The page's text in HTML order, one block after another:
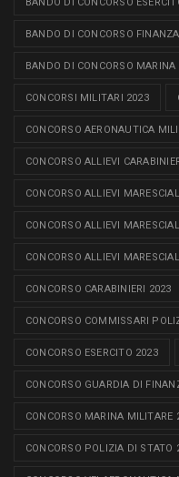
BANDO DI CONCORSO
BANDO DI CONCORSO MARINA
CONCORSI MILITARI 2023
CONCORSO AERONAUTICA
CONCORSO ALLIEVI
CONCORSO ALLIEVI
CONCORSO ALLIEVI
CONCORSO ALLIEVI
CONCORSO CARABINIERI 2023
CONCORSO COMMISSARI
CONCORSO ESERCITO 2023
CONCORSO GUARDIA DI
CONCORSO MARINA MILITARE
CONCORSO POLIZIA DI STATO